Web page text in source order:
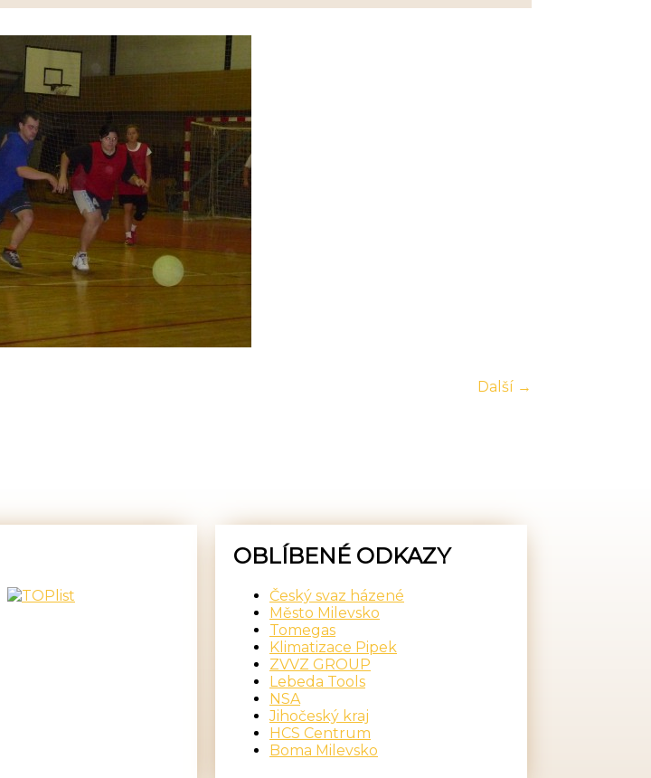
Další →
OBLÍBENÉ ODKAZY
Český svaz házené
Město Milevsko
Tomegas
Klimatizace Pipek
ZVVZ GROUP
Lebeda Tools
NSA
Jihočeský kraj
HCS Centrum
Boma Milevsko